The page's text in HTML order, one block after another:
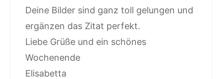
Deine Bilder sind ganz toll gelungen und
ergänzen das Zitat perfekt.
Liebe Grüße und ein schönes
Wochenende
Elisabetta